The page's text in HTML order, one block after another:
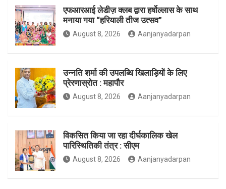
k
m
एफआरआई लेडीज़ क्लब द्वारा हर्षोल्लास के साथ
मनाया गया “हरियाली तीज उत्सव”
August 8, 2026 Aanjanyadarpan
उन्नति शर्मा की उपलब्धि खिलाड़ियों के लिए
प्रेरणास्रोत : महापौर
August 8, 2026 Aanjanyadarpan
विकसित किया जा रहा दीर्घकालिक खेल
पारिस्थितिकी तंत्र : सीएम
August 8, 2026 Aanjanyadarpan